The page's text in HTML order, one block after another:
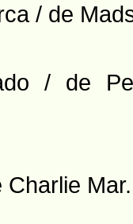
/ de
/ de